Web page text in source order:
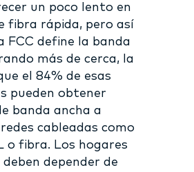
un poco lento en
fibra rápida, pero así
FCC define la banda
más de cerca, la
el 84% de esas
pueden obtener
banda ancha a
cableadas como
o fibra. Los hogares
depender de